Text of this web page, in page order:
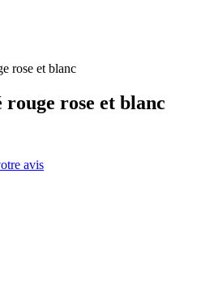
rose et blanc
rose et blanc
avis